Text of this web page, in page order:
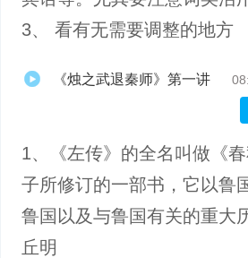
3、 看有无需要调整的地方
《烛之武退秦师》第一讲
1、《左传》的全名叫做《
子所修订的一部书，它以鲁
鲁国以及与鲁国有关的重大
丘明